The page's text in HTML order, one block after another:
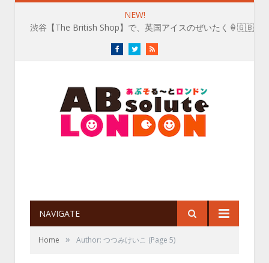
NEW!
渋谷【The British Shop】で、英国アイスのぜいたく🍦🇬🇧
FacebookTwitterRSS
NAVIGATE
Home » Author: つつみけいこ (Page 5)